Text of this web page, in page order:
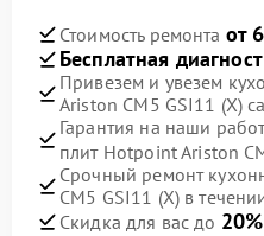
Стоимость ремонта от
Бесплатная
Привезем и увезем
Ariston CM5 GSI11 (X)
Гарантия на наши
плит Hotpoint Ariston
Срочный ремонт
CM5 GSI11 (X) в
Скидка для вас до 20%